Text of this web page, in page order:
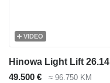
VIDEO
Hinowa Light Lift 26.14
49.500 €
≈ 96.750 KM